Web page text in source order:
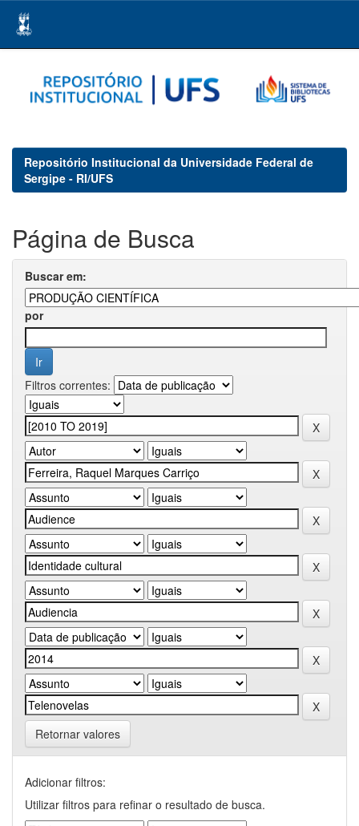
navigation
Repositório Institucional da Universidade Federal de
Sergipe - RI/UFS
Página de Busca
Buscar em:
por
Filtros correntes:
Retornar valores
Adicionar filtros:
Utilizar filtros para refinar o resultado de busca.